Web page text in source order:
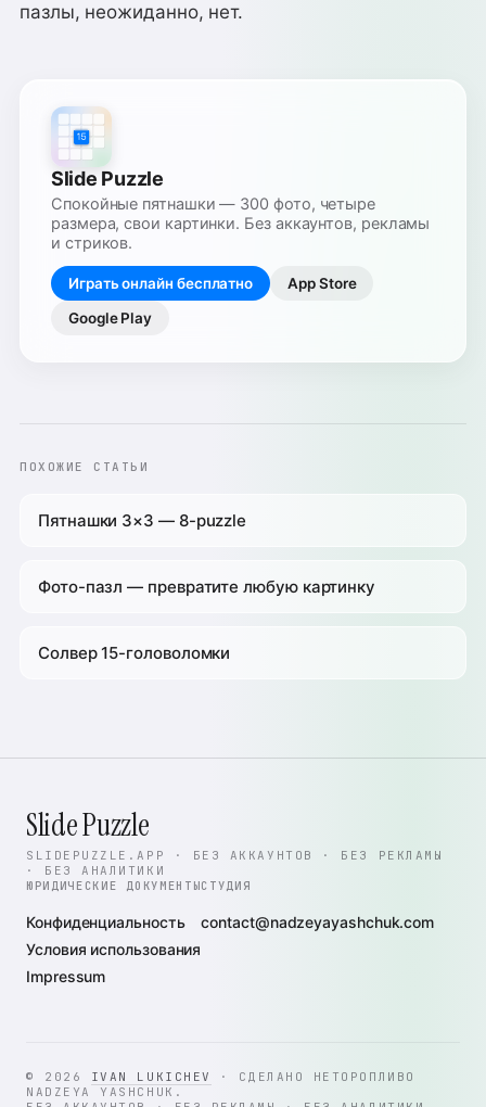
пазлы, неожиданно, нет.
Slide Puzzle
Спокойные пятнашки — 300 фото, четыре
размера, свои картинки. Без аккаунтов, рекламы
и стриков.
Играть онлайн бесплатно
App Store
Google Play
ПОХОЖИЕ СТАТЬИ
Пятнашки 3×3 — 8-puzzle
Фото-пазл — превратите любую картинку
Солвер 15-головоломки
Slide Puzzle
SLIDEPUZZLE.APP · БЕЗ АККАУНТОВ · БЕЗ РЕКЛАМЫ
· БЕЗ АНАЛИТИКИ
ЮРИДИЧЕСКИЕ ДОКУМЕНТЫ
Конфиденциальность
Условия использования
Impressum
СТУДИЯ
contact@nadzeyayashchuk.com
© 2026 IVAN LUKICHEV
· СДЕЛАНО НЕТОРОПЛИВО
NADZEYA YASHCHUK.